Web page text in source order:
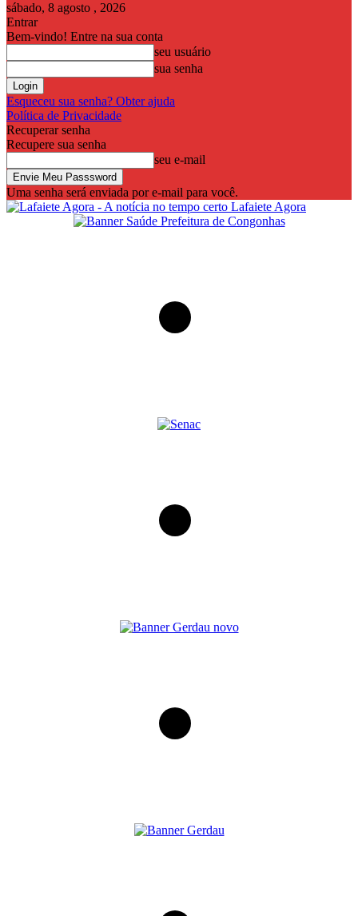
sábado, 8 agosto , 2026
Entrar
Bem-vindo! Entre na sua conta
seu usuário
sua senha
Esqueceu sua senha? Obter ajuda
Política de Privacidade
Recuperar senha
Recupere sua senha
seu e-mail
Uma senha será enviada por e-mail para você.
Lafaiete Agora